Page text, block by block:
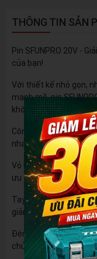
THÔNG TIN SẢN
Pin SFUNPRO 20V -
của bạn!
Với thiết kế nhỏ gọn,
mạnh mẽ, pin
không lo bị gián đoạn.
Công nghệ Lithium-
nhanh và không hiệu
Vỏ nhựa ABS cao
ưu trong mọi điều
Tay cầm thiết kế
giảm thiểu mỏi tay.
Đèn LED thông minh:
chủ động hơn trong